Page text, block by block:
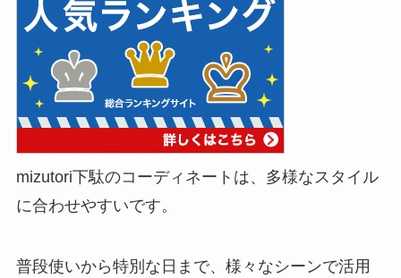
mizutori下駄のコーディネートは、多様なスタイル
に合わせやすいです。
普段使いから特別な日まで、様々なシーンで活用